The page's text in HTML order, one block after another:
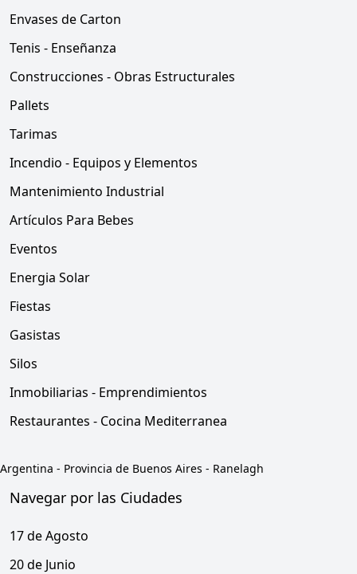
Envases de Carton
Tenis - Enseñanza
Construcciones - Obras Estructurales
Pallets
Tarimas
Incendio - Equipos y Elementos
Mantenimiento Industrial
Artículos Para Bebes
Eventos
Energia Solar
Fiestas
Gasistas
Silos
Inmobiliarias - Emprendimientos
Restaurantes - Cocina Mediterranea
Argentina - Provincia de Buenos Aires - Ranelagh
Navegar por las Ciudades
17 de Agosto
20 de Junio